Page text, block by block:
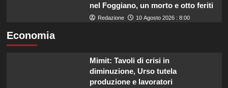
nel Foggiano, un morto e otto feriti
Redazione 10 Agosto 2026 : 8:00
Economia
Mimit: Tavoli di crisi in
diminuzione, Urso tutela
produzione e lavoratori